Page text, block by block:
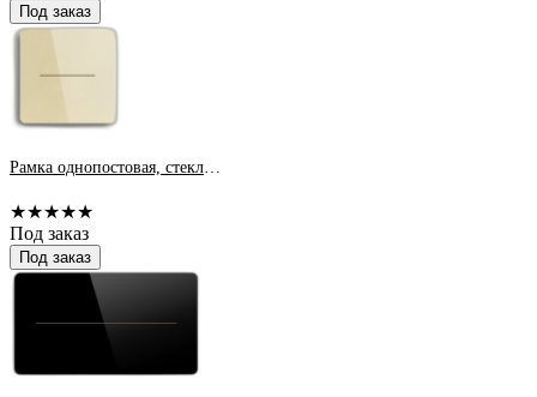
Под заказ
Рамка однопостовая, стеклянная, шампань, Plexiglas &quot;Модерн SMART&quot;
★★★★★
Под заказ
Под заказ